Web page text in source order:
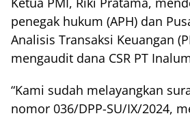
penegak hukum (APH) dan
Analisis Transaksi Keuangan
mengaudit dana CSR PT
“Kami sudah melayangkan
nomor 036/DPP-SU/IX/2024,